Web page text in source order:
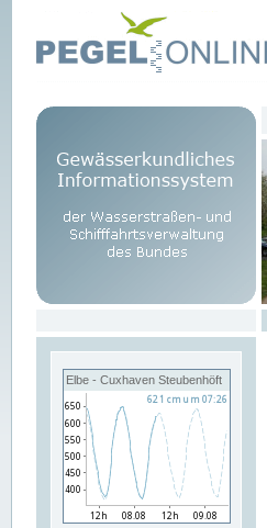
Elbe - Cuxhaven Steubenhöft